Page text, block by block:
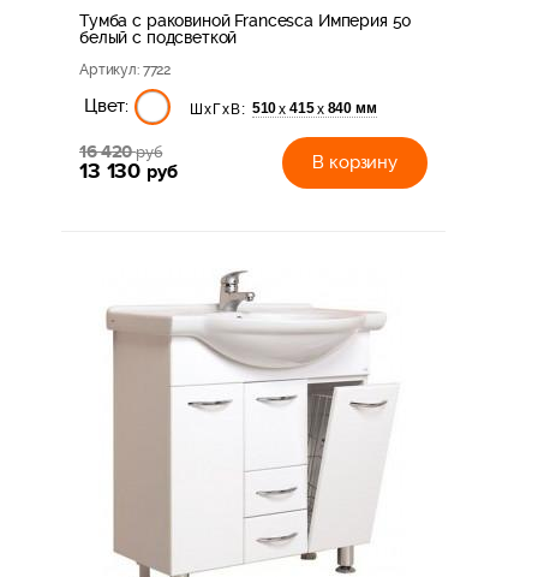
Тумба с раковиной Francesca Империя 50
белый с подсветкой
Артикул: 7722
Цвет: ШхГхВ: 510х 415х 840 мм
16 420руб
13 130 руб В корзину